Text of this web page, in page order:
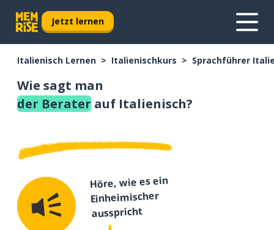
Jetzt lernen
Italienisch Lernen Italienischkurs Sprachführer
Wie sagt man
der Berater auf Italienisch?
Höre, wie es ein
Einheimischer
ausspricht